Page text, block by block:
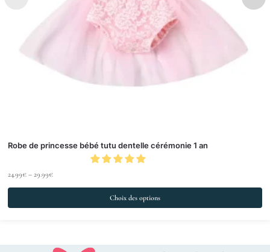
Robe de princesse bébé tutu dentelle cérémonie 1 an
24.99€ –29.99€
Choix des options